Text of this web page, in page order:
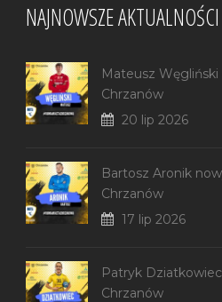
NAJNOWSZE AKTUALNOŚCI
Mateusz Węgliński
Chrzanów
20 lip 2026
Bartosz Aronik
Chrzanów
17 lip 2026
Patryk
Chrzanów